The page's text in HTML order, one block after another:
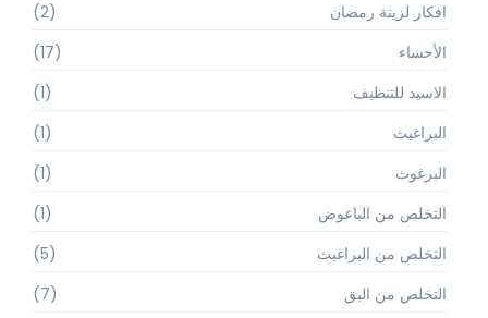
افكار لزينة رمضان
(2)
الأحساء
(17)
الاسيد للتنظيف
(1)
البراغيث
(1)
البرغوث
(1)
التخلص من الباعوض
(1)
التخلص من البراغيث
(5)
التخلص من البق
(7)